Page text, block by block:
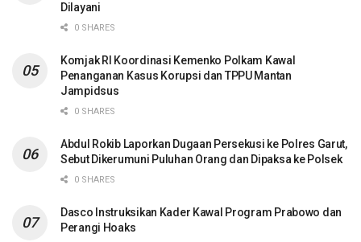
Dilayani
0 SHARES
Komjak RI Koordinasi Kemenko Polkam Kawal
Penanganan Kasus Korupsi dan TPPU Mantan
Jampidsus
0 SHARES
Abdul Rokib Laporkan Dugaan Persekusi ke Polres Garut,
Sebut Dikerumuni Puluhan Orang dan Dipaksa ke Polsek
0 SHARES
Dasco Instruksikan Kader Kawal Program Prabowo dan
Perangi Hoaks